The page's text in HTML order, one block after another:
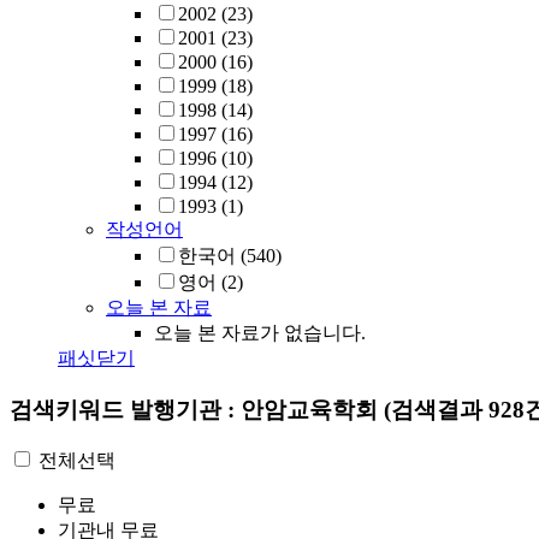
2002 (23)
2001 (23)
2000 (16)
1999 (18)
1998 (14)
1997 (16)
1996 (10)
1994 (12)
1993 (1)
작성언어
한국어 (540)
영어 (2)
오늘 본 자료
오늘 본 자료가 없습니다.
패싯닫기
검색키워드 발행기관 : 안암교육학회 (검색결과 928
전체선택
무료
기관내 무료